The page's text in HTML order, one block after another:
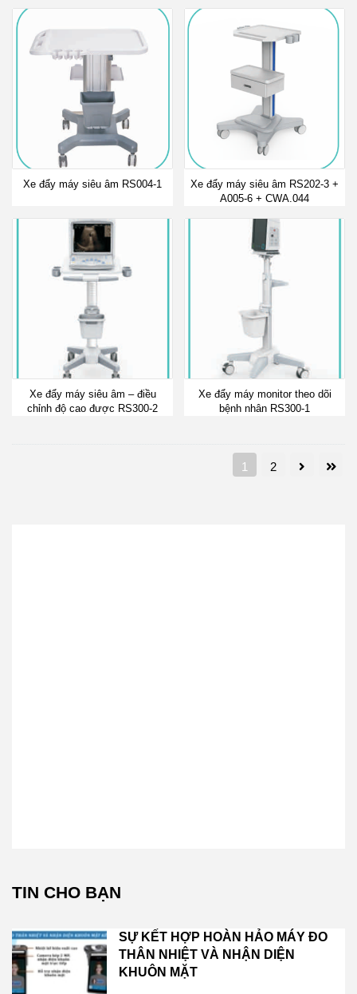
Xe đẩy máy siêu âm RS004-1
Xe đẩy máy siêu âm RS202-3 +
A005-6 + CWA.044
Xe đẩy máy siêu âm – điều
chỉnh độ cao được RS300-2
Xe đẩy máy monitor theo dõi
bệnh nhân RS300-1
1 2
TIN CHO BẠN
SỰ KẾT HỢP HOÀN HẢO MÁY ĐO
THÂN NHIỆT VÀ NHẬN DIỆN
KHUÔN MẶT